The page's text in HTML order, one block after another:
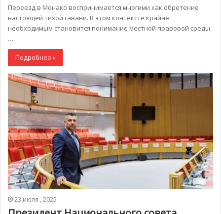
Переезд в Монако воспринимается многими как обретение
настоящей тихой гавани. В этом контексте крайне
необходимым становится понимание местной правовой среды.
…
Подробнее »
23 июля , 2025